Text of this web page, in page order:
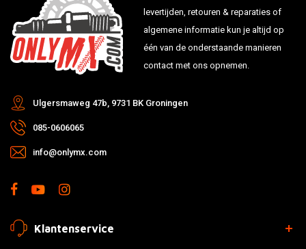
levertijden, retouren & reparaties of
algemene informatie kun je altijd op
één van de onderstaande manieren
contact met ons opnemen.
Ulgersmaweg 47b, 9731 BK Groningen
085-0606065
info@onlymx.com
Klantenservice